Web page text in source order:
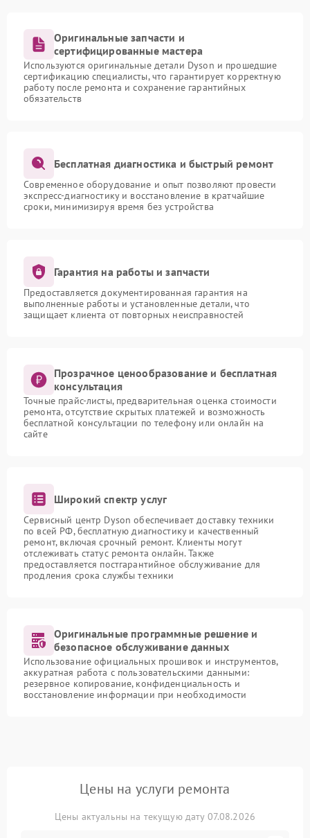
Оригинальные запчасти и
сертифицированные мастера
Используются оригинальные детали Dyson и прошедшие
сертификацию специалисты, что гарантирует корректную
работу после ремонта и сохранение гарантийных
обязательств
Бесплатная диагностика и быстрый ремонт
Современное оборудование и опыт позволяют провести
экспресс-диагностику и восстановление в кратчайшие
сроки, минимизируя время без устройства
Гарантия на работы и запчасти
Предоставляется документированная гарантия на
выполненные работы и установленные детали, что
защищает клиента от повторных неисправностей
Прозрачное ценообразование и бесплатная
консультация
Точные прайс-листы, предварительная оценка стоимости
ремонта, отсутствие скрытых платежей и возможность
бесплатной консультации по телефону или онлайн на
сайте
Широкий спектр услуг
Сервисный центр Dyson обеспечивает доставку техники
по всей РФ, бесплатную диагностику и качественный
ремонт, включая срочный ремонт. Клиенты могут
отслеживать статус ремонта онлайн. Также
предоставляется постгарантийное обслуживание для
продления срока службы техники
Оригинальные программные решение и
безопасное обслуживание данных
Использование официальных прошивок и инструментов,
аккуратная работа с пользовательскими данными:
резервное копирование, конфиденциальность и
восстановление информации при необходимости
Цены на услуги ремонта
Цены актуальны на текущую дату 07.08.2026